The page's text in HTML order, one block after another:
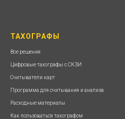
ТАХОГРАФЫ
Все решения
Цифровые тахографы с СКЗИ
Считыватели карт
Программа для считывания и анализа
Расходные материалы
Как пользоваться тахографом